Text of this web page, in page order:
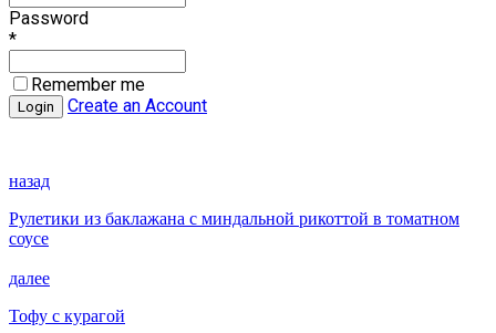
Password
*
Remember me
Create an Account
назад
Рулетики из баклажана с миндальной рикоттой в томатном
соусе
далее
Тофу с курагой